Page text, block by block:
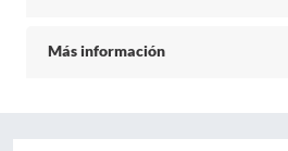
Más información